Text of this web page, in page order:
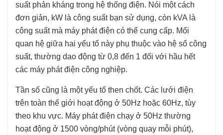
suất phản kháng trong hệ thống điện. Nói một cách
đơn giản, kW là công suất bạn sử dụng, còn kVA là
công suất mà máy phát điện có thể cung cấp. Mối
quan hệ giữa hai yếu tố này phụ thuộc vào hệ số công
suất, thường dao động từ 0,8 đến 1 đối với hầu hết
các máy phát điện công nghiệp.
Tần số cũng là một yếu tố then chốt. Các lưới điện
trên toàn thế giới hoạt động ở 50Hz hoặc 60Hz, tùy
theo khu vực. Máy phát điện chạy ở 50Hz thường
hoạt động ở 1500 vòng/phút (vòng quay mỗi phút),